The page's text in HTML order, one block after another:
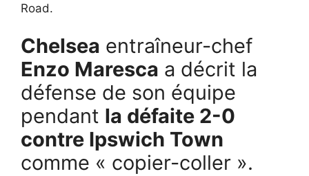
Road.
Chelsea entraîneur-chef
Enzo Maresca a décrit la
défense de son équipe
pendant la défaite 2-0
contre Ipswich Town
comme « copier-coller ».